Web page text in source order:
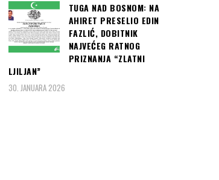
već nakon 2. kola osigurala
Read more
TUGA NAD BOSNOM: NA
AHIRET PRESELIO EDIN
FAZLIĆ, DOBITNIK
NAJVEĆEG RATNOG
PRIZNANJA “ZLATNI
LJILJAN”
30. JANUARA 2026